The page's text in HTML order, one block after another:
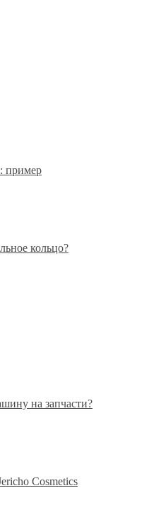
пример
кольцо?
на запчасти?
Cosmetics